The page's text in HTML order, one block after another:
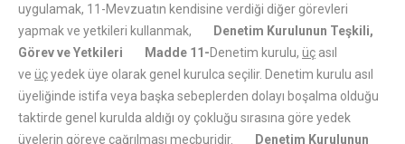
uygulamak, 11-Mevzuatın kendisine verdiği diğer görevleri
yapmak ve yetkileri kullanmak,
Denetim Kurulunun Teşkili,
Görev ve Yetkileri
Madde 11-Denetim kurulu, üç asıl
ve üçyedek üye olarak genel kurulca seçilir. Denetim kurulu asıl
üyeliğinde istifa veya başka sebeplerden dolayı boşalma olduğu
taktirde genel kurulda aldığı oy çokluğu sırasına göre yedek
üyelerin göreve çağrılması mecburidir.
Denetim Kurulunun